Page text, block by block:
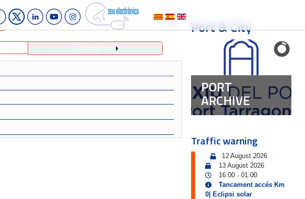
Port & City
PORT
ARCHIVE
Traffic warning
12 August 2026
13 August 2026
16:00- 01:00
Tancament accés Km
0| Eclipsi solar